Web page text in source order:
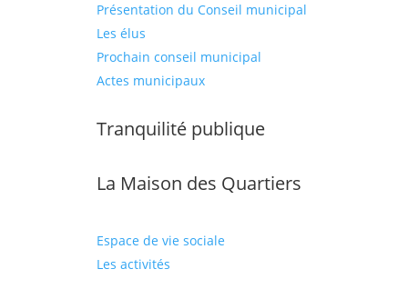
Présentation du Conseil municipal
Les élus
Prochain conseil municipal
Actes municipaux
Tranquilité publique
La Maison des Quartiers
Espace de vie sociale
Les activités